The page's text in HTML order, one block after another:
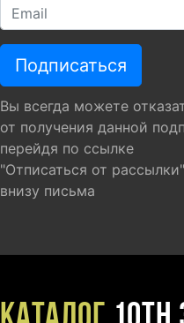
Вы всегда можете
от получения данной
перейдя по ссылке
"Отписаться от рассылки"
внизу письма